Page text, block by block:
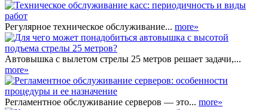
Регулярное техническое обслуживание... more»
Автовышка с вылетом стрелы 25 метров решает задачи,...
more»
Регламентное обслуживание серверов — это... more»